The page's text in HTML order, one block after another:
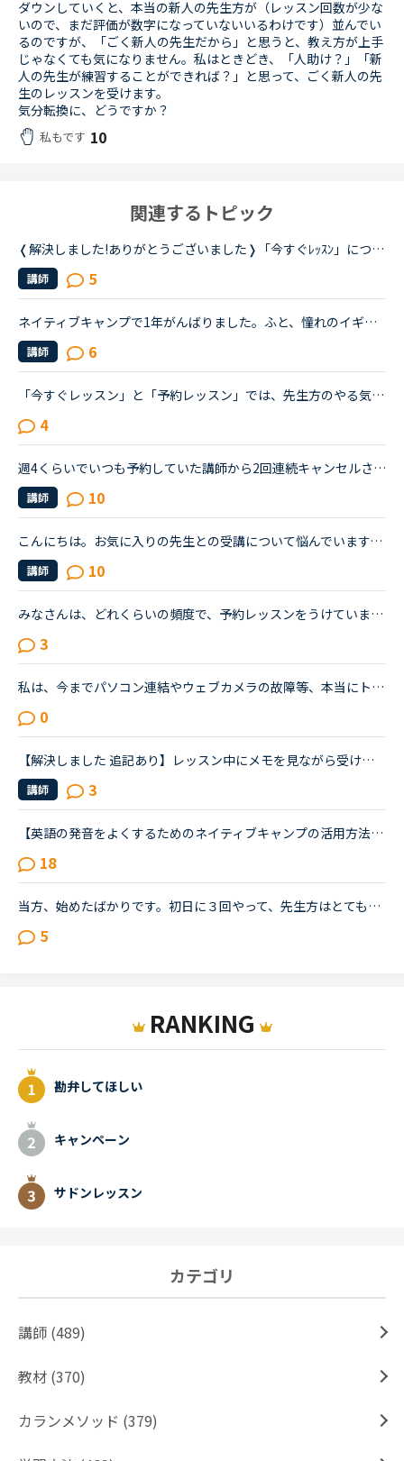
ダウンしていくと、本当の新人の先生方が（レッスン回数が少な
いので、まだ評価が数字になっていないいるわけです）並んでい
るのですが、「ごく新人の先生だから」と思うと、教え方が上手
じゃなくても気になりません。私はときどき、「人助け？」「新
人の先生が練習することができれば？」と思って、ごく新人の先
生のレッスンを受けます。
気分転換に、どうですか？
私もです 10
関連するトピック
❬解決しました!ありがとうございました❭「今すぐﾚｯｽﾝ」について、質問です。「今すぐﾚｯｽﾝ」でﾚｯｽﾝを受けようと思い、次のセクション(30分単位)になる5分前くらいから待ち構えているのですが、「オフライン」や「...
講師 5
ネイティブキャンプで1年がんばりました。ふと、憧れのイギリスネイティブの先生と話す為にネイティブ受け放題オプションをつけようかと思いました。そこで試しにどれくらいの方が「今すぐレッスン」が可能か見て...
講師 6
「今すぐレッスン」と「予約レッスン」では、先生方のやる気は違ってくるものでしょうか。（「今すぐレッスン」の回数を重ねることで将来「予約レッスン」する生徒を増やしたい、と思っていらっしゃる先生が多い...
4
週4くらいでいつも予約していた講師から2回連続キャンセルされました。その先生はとても教えるのがうまいので評価もよく、ファンもついている感じですが、予約自体はほぼ私だけが一日一回いれている感じです。ご...
講師 10
こんにちは。お気に入りの先生との受講について悩んでいます。私は基本的に予約しません。時間が自由になる仕事なので受講したいと思えば好きな時に出来ると言う事と、コイン購入のお金の余裕がない為です。お気...
講師 10
みなさんは、どれくらいの頻度で、予約レッスンをうけていますか？「今すぐレッスン」だと、尻込みして、先伸ばしにしてしまい、なかなかレッスンを受けられなかったので、予約にらしてみたところ、すんなりレッ...
3
私は、今までパソコン連結やウェブカメラの故障等、本当にトラブルがいっぱいで・・・でも、ネイティブキャンプの方々から、たった一度も気分の悪い対応を受けたことがありません。買ったばかりのウェブカメラ故...
0
【解決しました 追記あり】レッスン中にメモを見ながら受けるのって？異文化コミュニケーションやトピックトークを受ける際に予習したメモや前回のレッスンメモ（同じ内容を受ける場合）を見ることってどう思いま...
講師 3
【英語の発音をよくするためのネイティブキャンプの活用方法について】私は発音をよくしたいと考えています。そのためにネイティブキャンプをいかに活用してそれができるのか悩んおり、皆様のご意見・体験談を教...
18
当方、始めたばかりです。初日に３回やって、先生方はとても良い先生で根気よく教えてくれますが、私自身がとてもやりたくない気分になり、ずっとやっていず、気を許してる間に有料ﾌﾟﾗﾝになってしまいました。私...
5
RANKING
勘弁してほしい
キャンペーン
サドンレッスン
カテゴリ
講師 (489)
教材 (370)
カランメソッド (379)